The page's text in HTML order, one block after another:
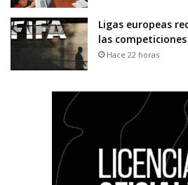
Ligas europeas
las competiciones
Hace 22 horas